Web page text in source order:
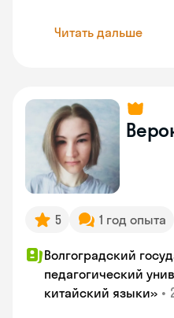
Читать дальше
5 1 год опыта
Волгоградский
педагогический
китайский языки» •